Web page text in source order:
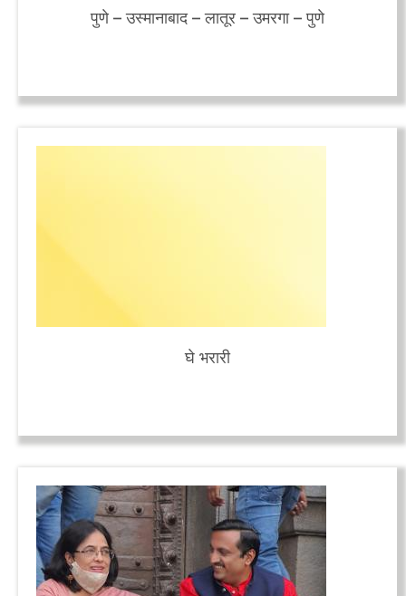
पुणे – उस्मानाबाद – लातूर – उमरगा – पुणे
घे भरारी